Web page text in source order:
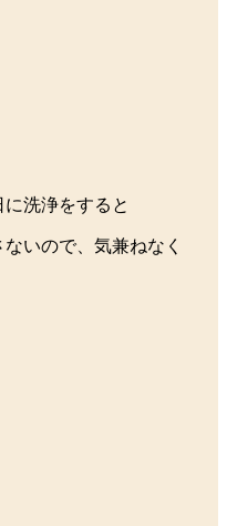
洗浄をすると
いので、気兼ねなく